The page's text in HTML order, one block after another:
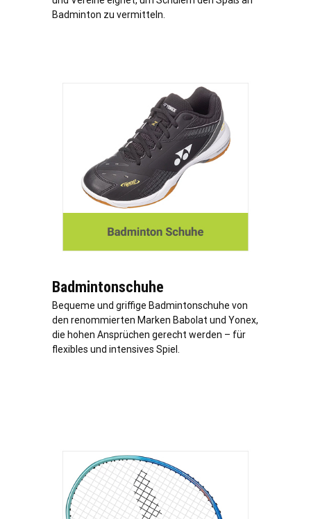
Badminton zu vermitteln.
Badmintonschuhe
Bequeme und griffige Badmintonschuhe von
den renommierten Marken Babolat und Yonex,
die hohen Ansprüchen gerecht werden – für
flexibles und intensives Spiel.